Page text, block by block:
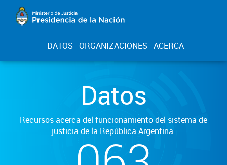
DATOS ORGANIZACIONES ACERCA
Datos
Recursos acerca del funcionamiento del sistema de
justicia de la República Argentina.